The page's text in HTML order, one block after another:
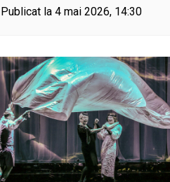
Publicat la 4 mai 2026, 14:30